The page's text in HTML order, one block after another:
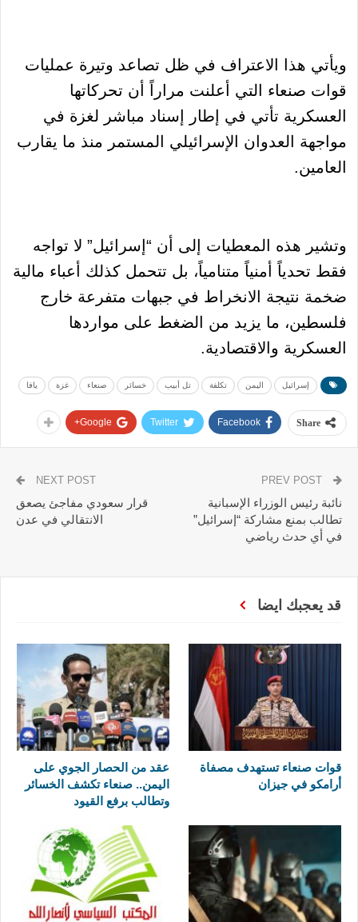
ويأتي هذا الاعتراف في ظل تصاعد وتيرة عمليات
قوات صنعاء التي أعلنت مراراً أن تحركاتها
العسكرية تأتي في إطار إسناد مباشر لغزة في
مواجهة العدوان الإسرائيلي المستمر منذ ما يقارب
العامين.
وتشير هذه المعطيات إلى أن “إسرائيل” لا تواجه
فقط تحدياً أمنياً متنامياً، بل تتحمل كذلك أعباء مالية
ضخمة نتيجة الانخراط في جبهات متفرعة خارج
فلسطين، ما يزيد من الضغط على مواردها
العسكرية والاقتصادية.
إسرائيل اليمن تكلفة تل أبيب خسائر صنعاء غزة يافا
Share
Facebook
Twitter
Google+
نائبة رئيس الوزراء الإسبانية
تطالب بمنع مشاركة “إسرائيل”
في أي حدث رياضي
NEXT POST
قرار سعودي مفاجئ يصعق
الانتقالي في عدن
قد يعجبك ايضا
قوات صنعاء تستهدف مصفاة
أرامكو في جيزان
عقد من الحصار الجوي على
اليمن.. صنعاء تكشف الخسائر
وتطالب برفع القيود